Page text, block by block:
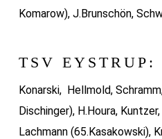
Komarow), J.Brunschön,
TSV EYSTRUP:
Konarski, Hellmold,
Dischinger), H.Houra,
Lachmann (65.Kasakowski),